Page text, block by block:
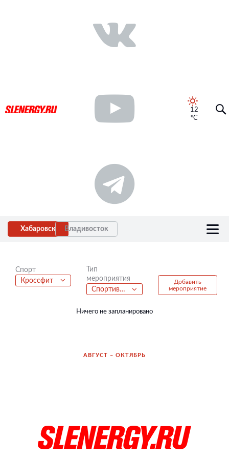
12
°C
Хабаровск Владивосток
Спорт
Кроссфит
Тип
мероприятия
Спортивный фестиваль
Добавить
мероприятие
Ничего не запланировано
АВГУСТ – ОКТЯБРЬ